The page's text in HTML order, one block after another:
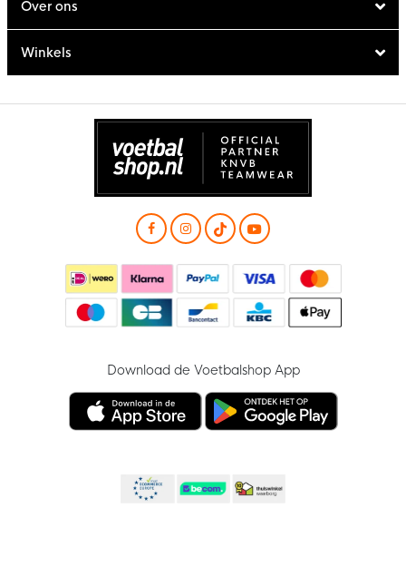
Over ons
Winkels
Download de Voetbalshop App